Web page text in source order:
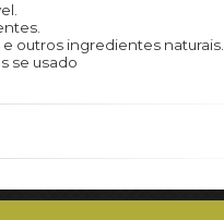
outros ingredientes naturais.
se usado